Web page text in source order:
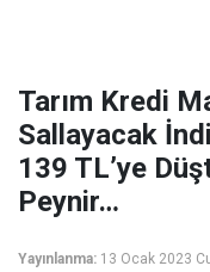
Tarım Kredi
Sallayacak
139 TL’ye
Peynir…
Yayınlanma: 13 Ocak 2023